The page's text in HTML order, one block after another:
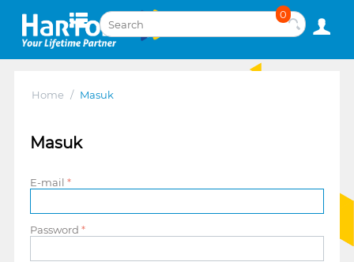
0
Home / Masuk
Masuk
E-mail
Password